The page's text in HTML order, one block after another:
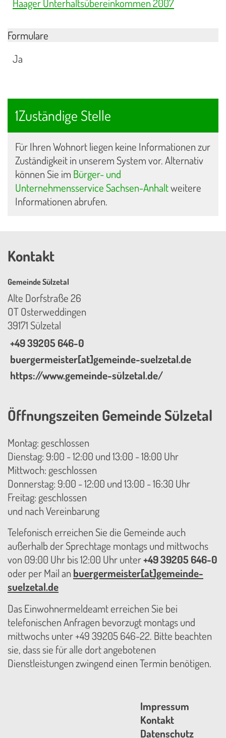
Haager Unterhaltsübereinkommen 2007
Formulare
Ja
1Zuständige Stelle
Für Ihren Wohnort liegen keine Informationen zur
Zuständigkeit in unserem System vor. Alternativ
können Sie im Bürger- und
Unternehmensservice Sachsen-Anhaltweitere
Informationen abrufen.
Kontakt
Gemeinde Sülzetal
Alte Dorfstraße 26
OT Osterweddingen
39171 Sülzetal
+49 39205 646-0
buergermeister[at]gemeinde-suelzetal.de
https://www.gemeinde-sülzetal.de/
Öffnungszeiten Gemeinde Sülzetal
Montag: geschlossen
Dienstag: 9:00 - 12:00 und 13:00 - 18:00 Uhr
Mittwoch: geschlossen
Donnerstag: 9:00 - 12:00 und 13:00 - 16:30 Uhr
Freitag: geschlossen
und nach Vereinbarung
Telefonisch erreichen Sie die Gemeinde auch
außerhalb der Sprechtage montags und mittwochs
von 09:00 Uhr bis 12:00 Uhr unter+49 39205 646-0
oder per Mail an buergermeister[at]gemeinde-
suelzetal.de
Das Einwohnermeldeamt erreichen Sie bei
telefonischen Anfragen bevorzugt montags und
mittwochs unter +49 39205 646-22. Bitte beachten
sie, dass sie für alle dort angebotenen
Dienstleistungen zwingend einen Termin benötigen.
Impressum
Kontakt
Datenschutz